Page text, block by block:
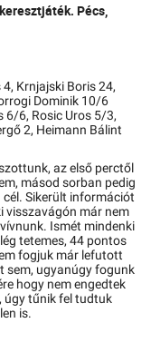
Pécs,
4, Krnjajski Boris 24,
Dominik 10/6
6/6, Rosic Uros 5/3,
2, Heimann Bálint
az első perctől
másod sorban pedig
Sikerült információt
visszavágón már nem
Ismét mindenki
tetemes, 44 pontos
fogjuk már lefutott
sem, ugyanúgy fogunk
hogy nem engedtek
úgy tűnik fel tudtuk
is.